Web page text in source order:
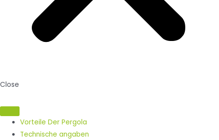
Close
Vorteile Der Pergola ​
Technische angaben